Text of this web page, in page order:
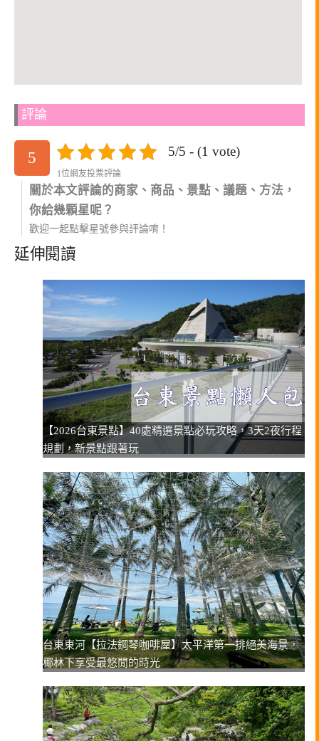
評論
5 5/5 - (1 vote)
1位網友投票評論
關於本文評論的商家、商品、景點、議題、方法，
你給幾顆星呢？
歡迎一起點擊星號參與評論唷！
延伸閱讀
【2026台東景點】40處精選景點必玩攻略，3天2夜行程
規劃，新景點跟著玩
台東東河【拉法鋼琴咖啡屋】太平洋第一排絕美海景，
椰林下享受最悠閒的時光